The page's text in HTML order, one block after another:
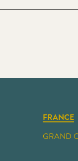
FRANCE
GRAND